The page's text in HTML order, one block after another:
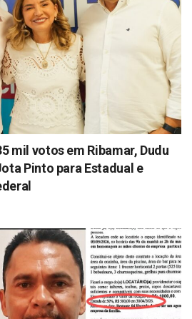
mil votos em Ribamar, Dudu
Pinto para Estadual e